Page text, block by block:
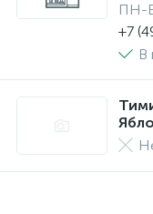
ПН-
+7
В